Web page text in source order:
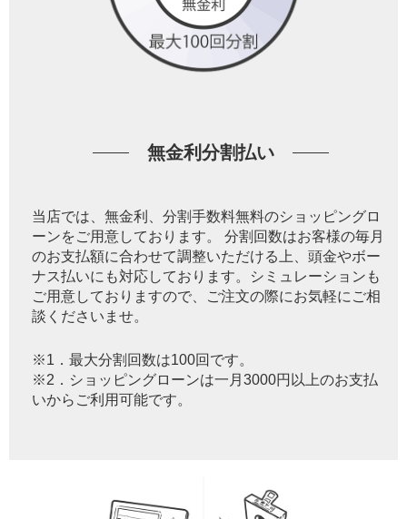
無金利分割払い
当店では、無金利、分割手数料無料のショッピングロ
ーンをご用意しております。 分割回数はお客様の毎月
のお支払額に合わせて調整いただける上、頭金やボー
ナス払いにも対応しております。シミュレーションも
ご用意しておりますので、ご注文の際にお気軽にご相
談くださいませ。
※1．最大分割回数は100回です。
※2．ショッピングローンは一月3000円以上のお支払
いからご利用可能です。